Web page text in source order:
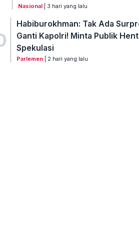
Nasional | 3 hari yang lalu
Habiburokhman: Tak Ada
Ganti Kapolri! Minta Publik
Spekulasi
Parlemen | 2 hari yang lalu